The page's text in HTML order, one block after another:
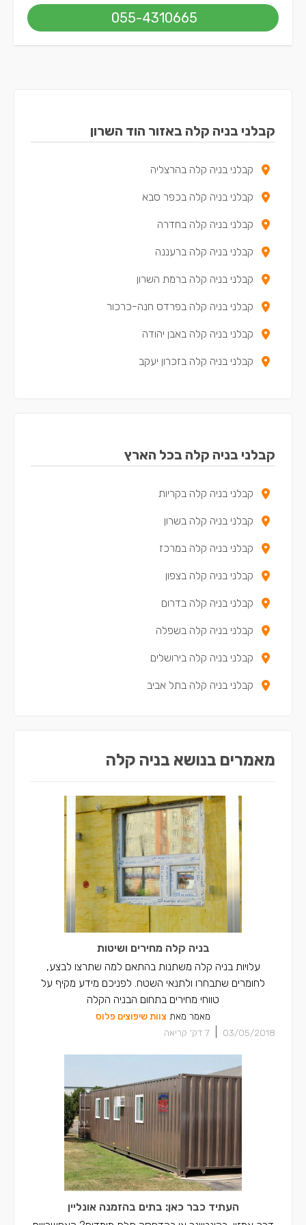
055-4310665
קבלני בניה קלה באזור הוד השרון
קבלני בניה קלה בהרצליה
קבלני בניה קלה בכפר סבא
קבלני בניה קלה בחדרה
קבלני בניה קלה ברעננה
קבלני בניה קלה ברמת השרון
קבלני בניה קלה בפרדס חנה-כרכור
קבלני בניה קלה באבן יהודה
קבלני בניה קלה בזכרון יעקב
קבלני בניה קלה באריאל
קבלני בניה קלה באור עקיבא
קבלני בניה קלה בבנימינה-גבעת עדה
קבלני בניה קלה בתל מונד
קבלני בניה קלה בכוכב יאיר - צור יגאל
קבלני בניה קלה באלפי מנשה
קבלני בניה קלה בטירה
קבלני בניה קלה במעלה עירון
קבלני בניה קלה בכל הארץ
קבלני בניה קלה בקריות
קבלני בניה קלה בשרון
קבלני בניה קלה במרכז
קבלני בניה קלה בצפון
קבלני בניה קלה בדרום
קבלני בניה קלה בשפלה
קבלני בניה קלה בירושלים
קבלני בניה קלה בתל אביב
מאמרים בנושא בניה קלה
בניה קלה מחירים ושיטות
עלויות בניה קלה משתנות בהתאם למה שתרצו לבצע,
לחומרים שתבחרו ולתנאי השטח. לפניכם מידע מקיף על
טווחי מחירים בתחום הבניה הקלה
מאמר מאת צוות שיפוצים פלוס
03/05/2018
7 דק' קריאה
העתיד כבר כאן: בתים בהזמנה אונליין